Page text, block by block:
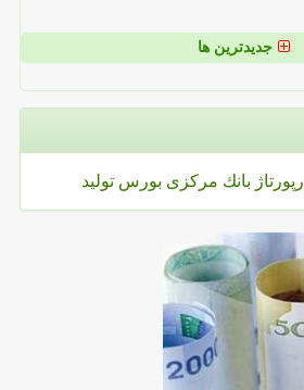
جدیدترین ها
رپورتاژ بانك مركزی بورس تولید